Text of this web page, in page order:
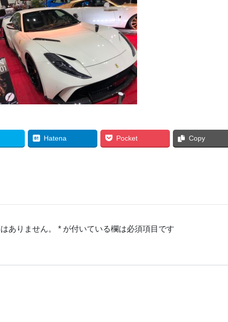
Hatena Pocket Copy
ありません。 * が付いている欄は必須項目です